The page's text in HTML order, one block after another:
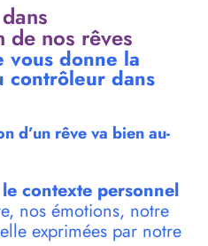
nos rêves
vous donne la
contrôleur dans
d’un rêve va bien au-
contexte personnel
nos émotions, notre
exprimées par notre